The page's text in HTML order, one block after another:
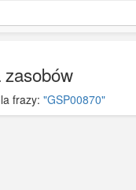
frazy: "GSP00870"